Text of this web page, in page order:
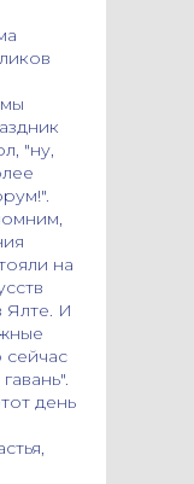
"ну,
на
Ялте. И
сейчас
день